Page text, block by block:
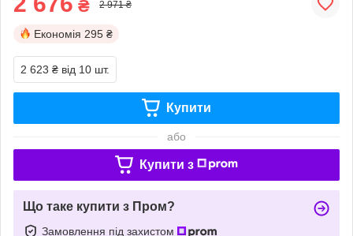
₴ 2 971 ₴
Економія 295 ₴
2 623 ₴ від 10 шт.
Купити
або
Купити з
Що таке купити з Пром?
Замовлення під захистом